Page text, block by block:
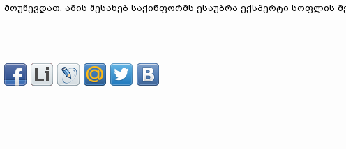
მოუწევდათ. ამის შესახებ საქინფორმს ესაუბრა ექსპერტი სოფლის